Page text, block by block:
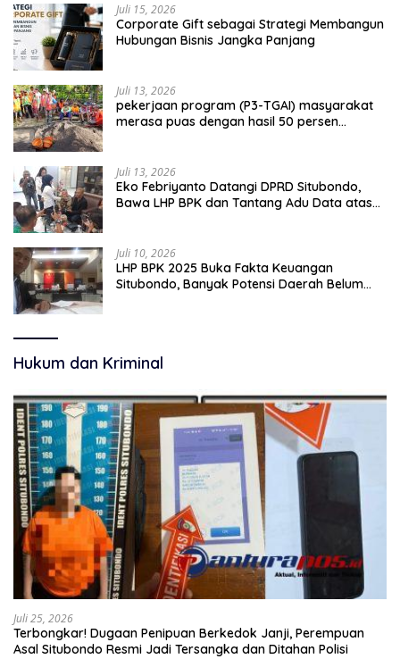
Juli 15, 2026
Corporate Gift sebagai Strategi Membangun
Hubungan Bisnis Jangka Panjang
Juli 13, 2026
pekerjaan program (P3-TGAI) masyarakat
merasa puas dengan hasil 50 persen
Juli 13, 2026
Eko Febriyanto Datangi DPRD Situbondo,
Bawa LHP BPK dan Tantang Adu Data atas
Juli 10, 2026
LHP BPK 2025 Buka Fakta Keuangan
Situbondo, Banyak Potensi Daerah Belum
Hukum dan Kriminal
Juli 25, 2026
Terbongkar! Dugaan Penipuan Berkedok Janji, Perempuan
Asal Situbondo Resmi Jadi Tersangka dan Ditahan Polisi